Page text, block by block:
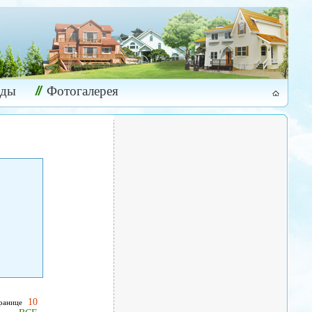
Фотогалерея
10